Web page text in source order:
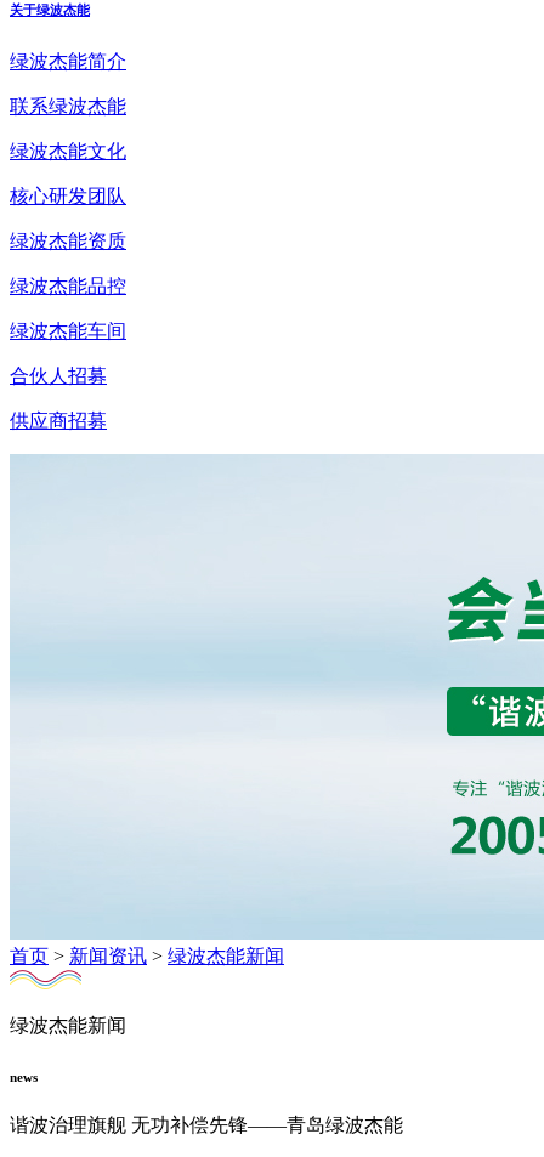
关于绿波杰能
绿波杰能简介
联系绿波杰能
绿波杰能文化
核心研发团队
绿波杰能资质
绿波杰能品控
绿波杰能车间
合伙人招募
供应商招募
首页 > 新闻资讯 > 绿波杰能新闻
绿波杰能新闻
news
谐波治理旗舰 无功补偿先锋——青岛绿波杰能